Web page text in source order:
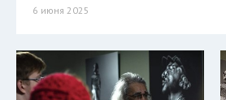
6 июня 2025